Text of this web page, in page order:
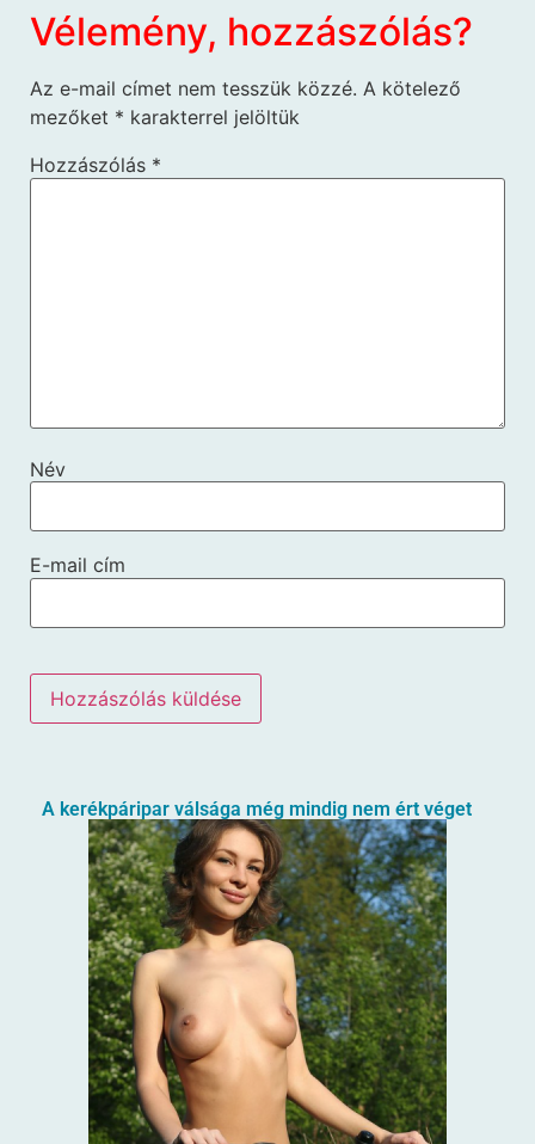
Vélemény, hozzászólás?
Az e-mail címet nem tesszük közzé. A kötelező
mezőket * karakterrel jelöltük
Hozzászólás *
Név
E-mail cím
A kerékpáripar válsága még mindig nem ért véget